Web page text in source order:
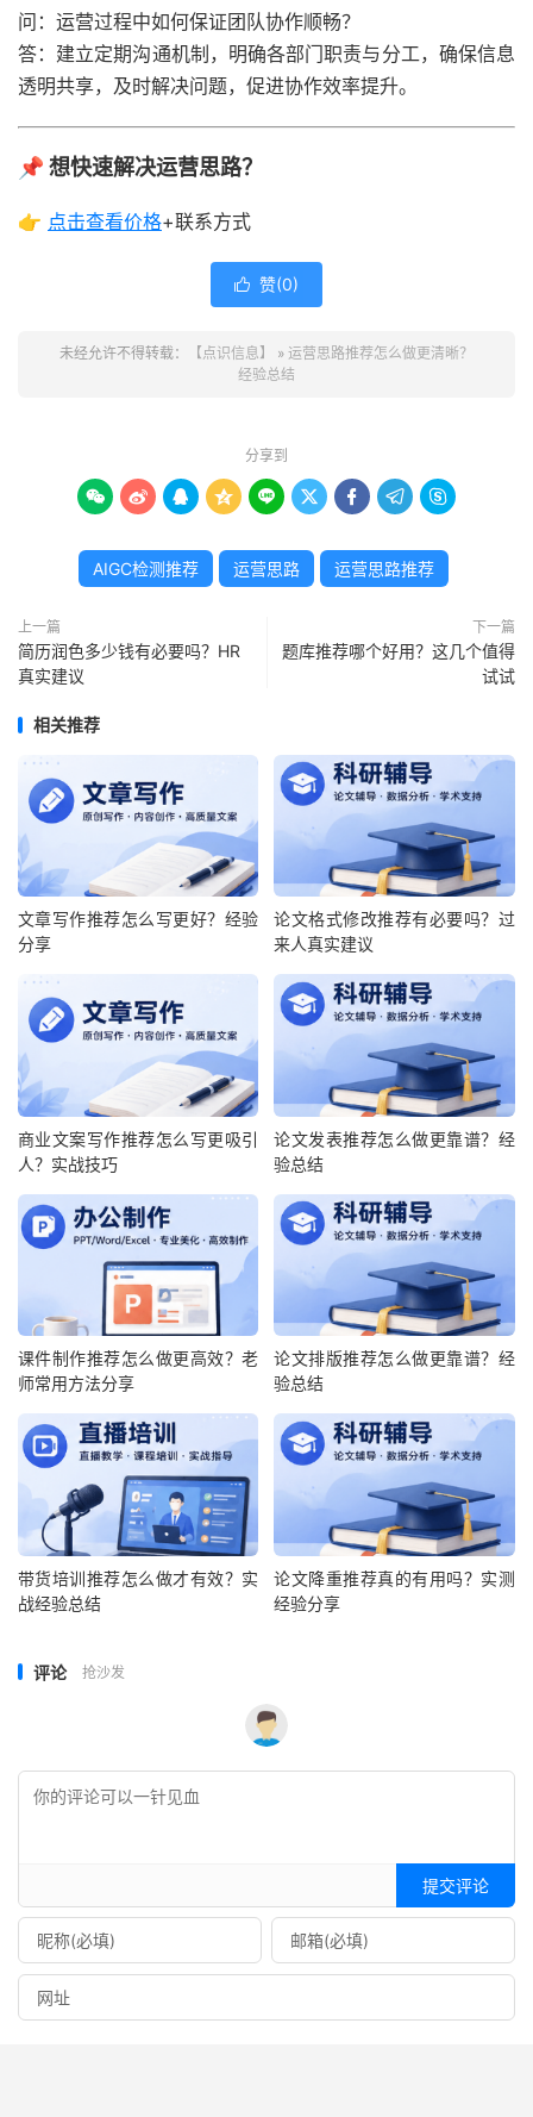
问：运营过程中如何保证团队协作顺畅？
答：建立定期沟通机制，明确各部门职责与分工，确保信息
透明共享，及时解决问题，促进协作效率提升。
📌 想快速解决运营思路？
👉 点击查看价格+联系方式
 赞(0)
未经允许不得转载： 【点识信息】 » 运营思路推荐怎么做更清晰？
经验总结
分享到
        
AIGC检测推荐 运营思路 运营思路推荐
上一篇
简历润色多少钱有必要吗？HR
真实建议
下一篇
题库推荐哪个好用？这几个值得
试试
相关推荐
文章写作推荐怎么写更好？经验
分享
论文格式修改推荐有必要吗？过
来人真实建议
商业文案写作推荐怎么写更吸引
人？实战技巧
论文发表推荐怎么做更靠谱？经
验总结
课件制作推荐怎么做更高效？老
师常用方法分享
论文排版推荐怎么做更靠谱？经
验总结
带货培训推荐怎么做才有效？实
战经验总结
论文降重推荐真的有用吗？实测
经验分享
评论 抢沙发
提交评论